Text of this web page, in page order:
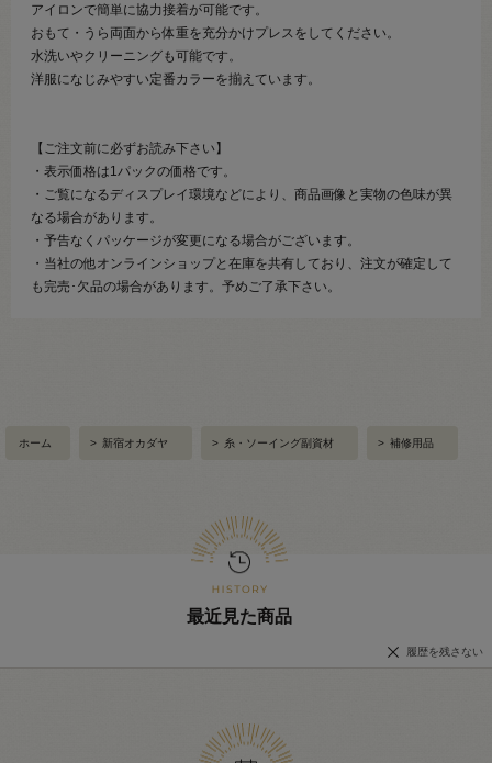
アイロンで簡単に協力接着が可能です。
おもて・うら両面から体重を充分かけプレスをしてください。
水洗いやクリーニングも可能です。
洋服になじみやすい定番カラーを揃えています。
【ご注文前に必ずお読み下さい】
・表示価格は1パックの価格です。
・ご覧になるディスプレイ環境などにより、商品画像と実物の色味が異
なる場合があります。
・予告なくパッケージが変更になる場合がございます。
・当社の他オンラインショップと在庫を共有しており、注文が確定して
も完売･欠品の場合があります。予めご了承下さい。
ホーム > 新宿オカダヤ > 糸・ソーイング副資材 > 補修用品
最近見た商品
履歴を残さない